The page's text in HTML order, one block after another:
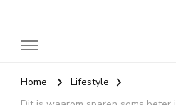
Home
Lifestyle